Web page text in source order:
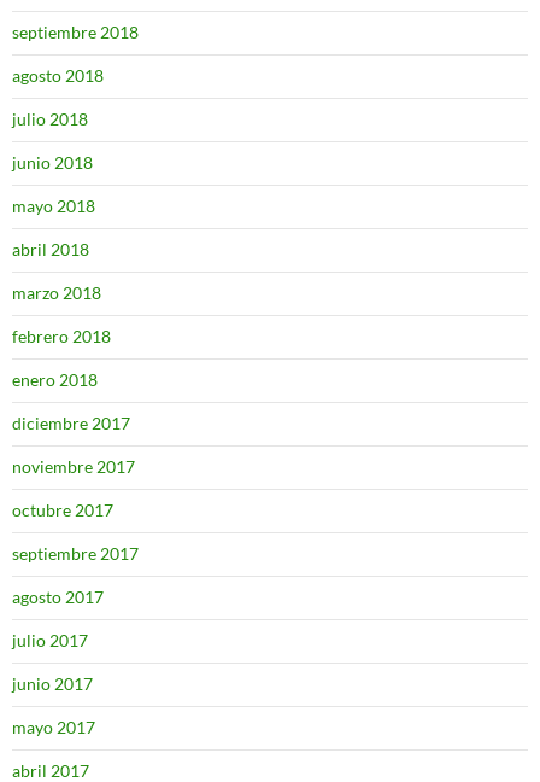
septiembre 2018
agosto 2018
julio 2018
junio 2018
mayo 2018
abril 2018
marzo 2018
febrero 2018
enero 2018
diciembre 2017
noviembre 2017
octubre 2017
septiembre 2017
agosto 2017
julio 2017
junio 2017
mayo 2017
abril 2017